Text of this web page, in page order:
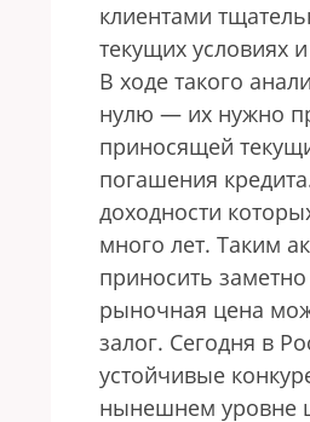
клиентами
текущих условиях
В ходе такого
нулю — их нужно
приносящей
погашения
доходности
много лет. Таким
приносить
рыночная цена
залог. Cегодня в
устойчивые
нынешнем уровне